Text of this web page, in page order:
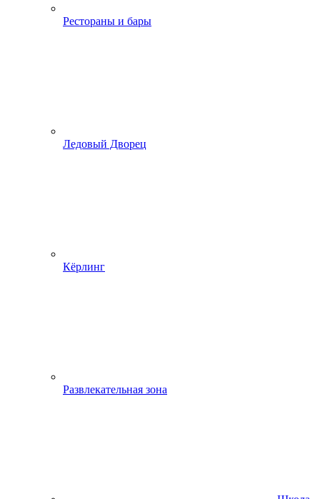
Рестораны и бары
Ледовый Дворец
Кёрлинг
Развлекательная зона